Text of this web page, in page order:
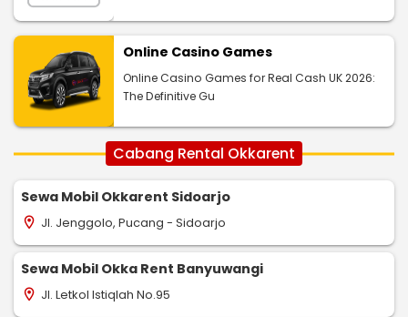
Online Casino Games
Online Casino Games for Real Cash UK 2026:
The Definitive Gu
Cabang Rental Okkarent
Sewa Mobil Okkarent Sidoarjo
location_on Jl. Jenggolo, Pucang - Sidoarjo
Sewa Mobil Okka Rent Banyuwangi
location_on Jl. Letkol Istiqlah No.95